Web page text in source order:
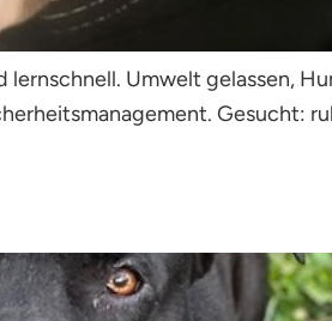
Umwelt gelassen,
Gesucht: